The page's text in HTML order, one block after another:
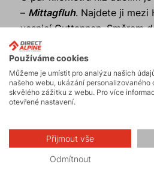
– Mittagfluh. Najdete ji mezi
vesnicí Guttannen. Směrem
vidět vpravo, začíná jí celý
dápřímo u silnice
ke stěně cca 30 min . Cesty
6b, velmi podobné jedna
Südkanteza 5a, vesměs
Používáme cookies
Můžeme je umístit pro analýzu našich
našeho webu, ukázání personalizovaného
skvělého zážitku z webu. Pro více
otevřené nastavení.
Přijmout vše
Odmítnout